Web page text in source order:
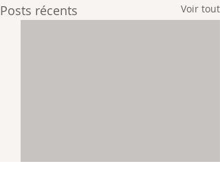
Posts récents Voir tout